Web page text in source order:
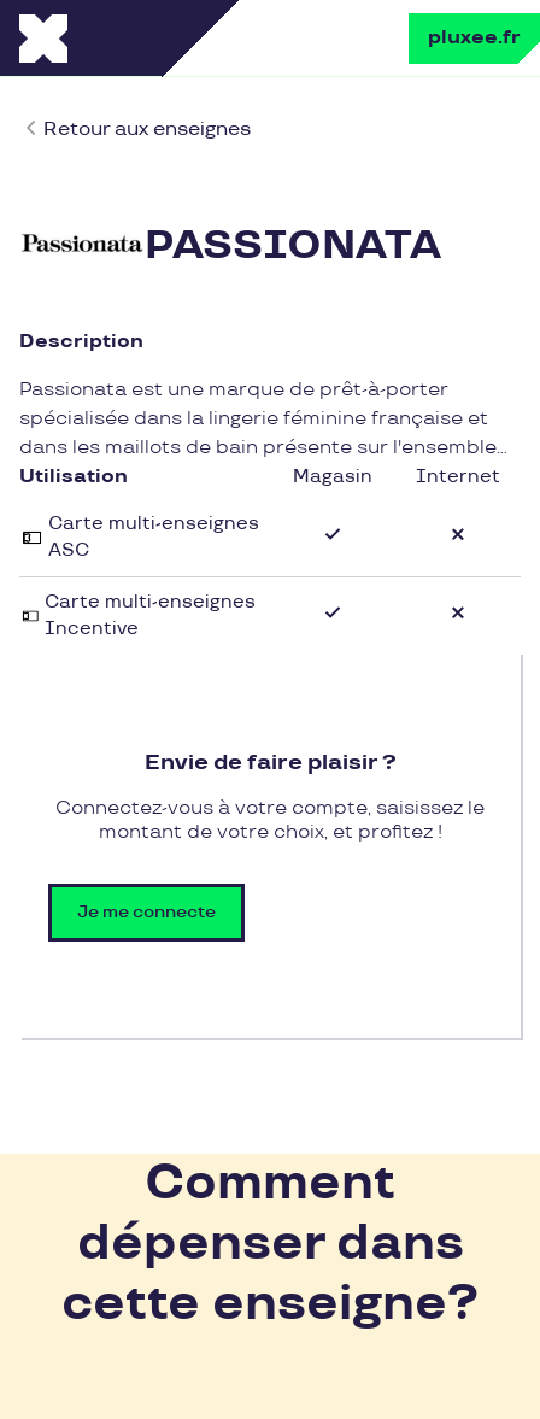
pluxee.fr
Retour aux enseignes
PASSIONATA
Description
Passionata est une marque de prêt-à-porter
spécialisée dans la lingerie féminine française et
dans les maillots de bain présente sur l'ensemble
du territoire français par son réseau de magasins
Utilisation Magasin Internet
Carte multi-enseignes
ASC
Carte multi-enseignes
Incentive
Envie de faire plaisir ?
Connectez-vous à votre compte, saisissez le
montant de votre choix, et profitez !
Je me connecte
Comment
dépenser dans
cette enseigne?